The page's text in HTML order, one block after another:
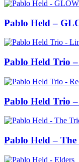
Pablo Held –
Pablo Held Trio
Pablo Held Trio
Pablo Held –